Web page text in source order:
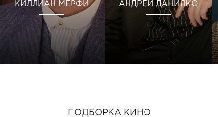
КИЛЛИАН МЕРФИ АНДРЕЙ ДАНИЛКО
ПОДБОРКА КИНО